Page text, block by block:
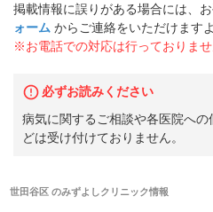
掲載情報に誤りがある場合には、お
ォーム からご連絡をいただけます
※お電話での対応は行っておりま
必ずお読みください
病気に関するご相談や各医院へ
どは受け付けておりません。
世田谷区のみずよしクリニック情報